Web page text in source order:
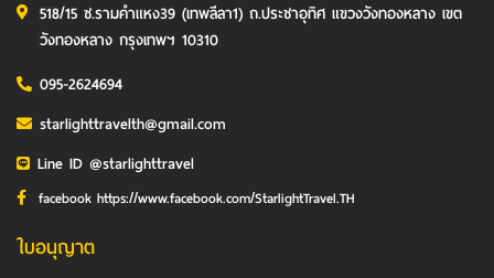
518/15 ซ.รามคำแหง39 (เทพลีลา1) ถ.ประชาอุทิศ แขวงวังทองหลาง เขต
วังทองหลาง กรุงเทพฯ 10310
095-2624694
starlighttravelth@gmail.com
Line ID @starlighttravel
facebook https://www.facebook.com/StarlightTravel.TH
ใบอนุญาต